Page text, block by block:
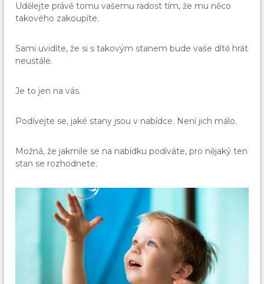
Udělejte právě tomu vašemu radost tím, že mu něco
takového zakoupíte.
Sami uvidíte, že si s takovým stanem bude vaše dítě hrát
neustále.
Je to jen na vás.
Podívejte se, jaké stany jsou v nabídce. Není jich málo.
Možná, že jakmile se na nabídku podíváte, pro nějaký ten
stan se rozhodnete.